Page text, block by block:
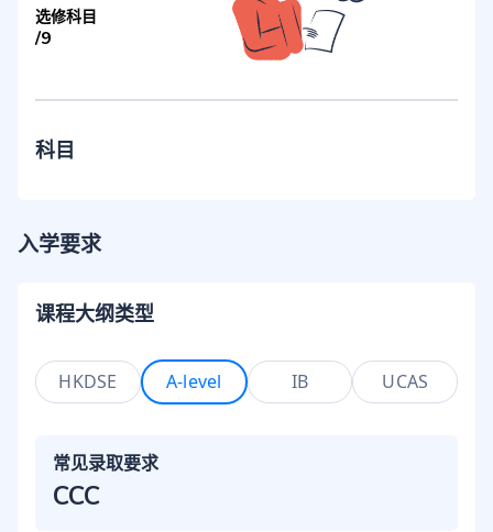
选修科目
/9
科目
入学要求
课程大纲类型
HKDSE A-level IB UCAS
常见录取要求
CCC